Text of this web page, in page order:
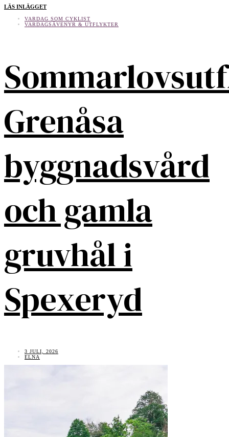
LÄS INLÄGGET
VARDAG SOM CYKLIST
VARDAGSÄVENYR & UTFLYKTER
Grenåsa
byggnadsvård
och gamla
gruvhål i
Spexeryd
3 JULI, 2026
ELNA